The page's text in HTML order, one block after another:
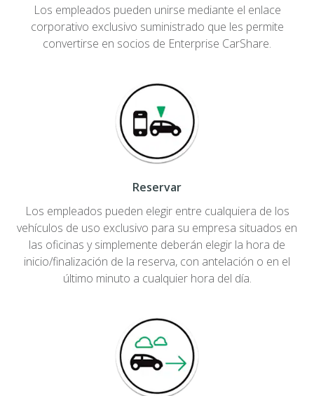
Los empleados pueden unirse mediante el enlace
corporativo exclusivo suministrado que les permite
convertirse en socios de Enterprise CarShare.
Reservar
Los empleados pueden elegir entre cualquiera de los
vehículos de uso exclusivo para su empresa situados en
las oficinas y simplemente deberán elegir la hora de
inicio/finalización de la reserva, con antelación o en el
último minuto a cualquier hora del día.